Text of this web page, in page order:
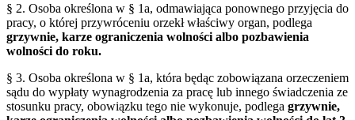
§ 2. Osoba określona w § 1a, odmawiająca ponownego przyjęcia do
pracy, o której przywróceniu orzekł właściwy organ, podlega
grzywnie, karze ograniczenia wolności albo pozbawienia
wolności do roku.
§ 3. Osoba określona w § 1a, która będąc zobowiązana orzeczeniem
sądu do wypłaty wynagrodzenia za pracę lub innego świadczenia ze
stosunku pracy, obowiązku tego nie wykonuje, podlega grzywnie,